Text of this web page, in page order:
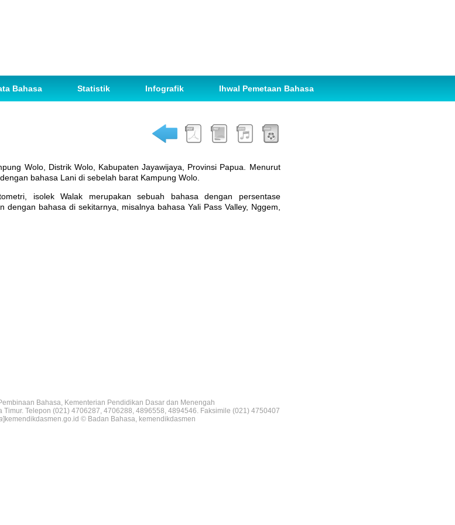
Bahasa Statistik Infografik Ihwal Pemetaan Bahasa
Wolo, Distrik Wolo, Kabupaten Jayawijaya, Provinsi Papua. Menurut
bahasa Lani di sebelah barat Kampung Wolo.
isolek Walak merupakan sebuah bahasa dengan persentase
bahasa di sekitarnya, misalnya bahasa Yali Pass Valley, Nggem,
Bahasa, Kementerian Pendidikan Dasar dan Menengah
Telepon (021) 4706287, 4706288, 4896558, 4894546. Faksimile (021) 4750407
]kemendikdasmen.go.id © Badan Bahasa, kemendikdasmen